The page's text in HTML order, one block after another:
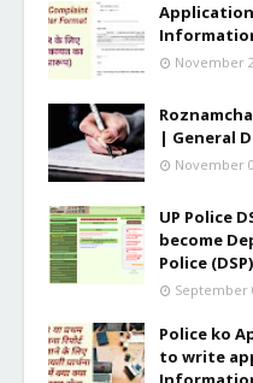
Application
November
Roznamcha
| General
November
UP Police
become
Police
September
Police ko
to write